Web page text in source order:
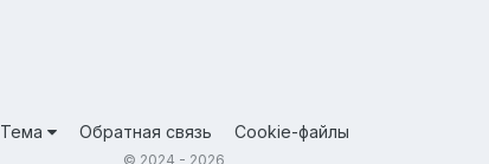
Тема Обратная связь Cookie-файлы
© 2024 - 2026